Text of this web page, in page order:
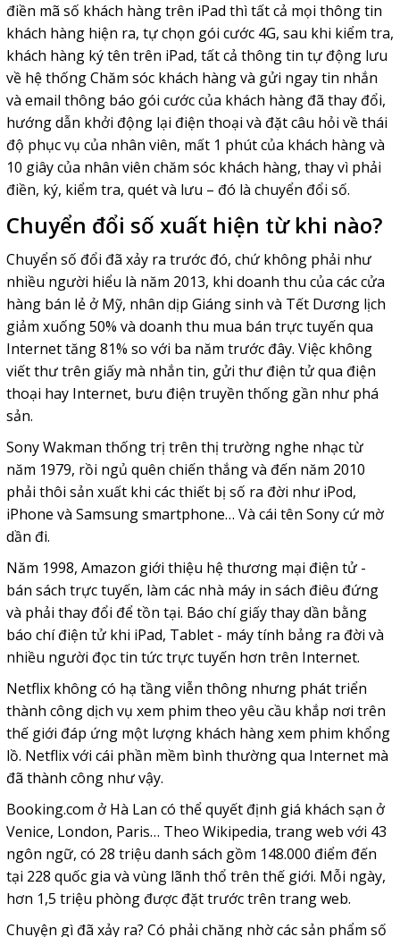
điền mã số khách hàng trên iPad thì tất cả mọi thông tin
khách hàng hiện ra, tự chọn gói cước 4G, sau khi kiểm tra,
khách hàng ký tên trên iPad, tất cả thông tin tự động lưu
về hệ thống Chăm sóc khách hàng và gửi ngay tin nhắn
và email thông báo gói cước của khách hàng đã thay đổi,
hướng dẫn khởi động lại điện thoại và đặt câu hỏi về thái
độ phục vụ của nhân viên, mất 1 phút của khách hàng và
10 giây của nhân viên chăm sóc khách hàng, thay vì phải
điền, ký, kiểm tra, quét và lưu – đó là chuyển đổi số.
Chuyển đổi số xuất hiện từ khi nào?
Chuyển số đổi đã xảy ra trước đó, chứ không phải như
nhiều người hiểu là năm 2013, khi doanh thu của các cửa
hàng bán lẻ ở Mỹ, nhân dịp Giáng sinh và Tết Dương lịch
giảm xuống 50% và doanh thu mua bán trực tuyến qua
Internet tăng 81% so với ba năm trước đây. Việc không
viết thư trên giấy mà nhắn tin, gửi thư điện tử qua điện
thoại hay Internet, bưu điện truyền thống gần như phá
sản.
Sony Wakman thống trị trên thị trường nghe nhạc từ
năm 1979, rồi ngủ quên chiến thắng và đến năm 2010
phải thôi sản xuất khi các thiết bị số ra đời như iPod,
iPhone và Samsung smartphone… Và cái tên Sony cứ mờ
dần đi.
Năm 1998, Amazon giới thiệu hệ thương mại điện tử -
bán sách trực tuyến, làm các nhà máy in sách điêu đứng
và phải thay đổi để tồn tại. Báo chí giấy thay dần bằng
báo chí điện tử khi iPad, Tablet - máy tính bảng ra đời và
nhiều người đọc tin tức trực tuyến hơn trên Internet.
Netflix không có hạ tầng viễn thông nhưng phát triển
thành công dịch vụ xem phim theo yêu cầu khắp nơi trên
thế giới đáp ứng một lượng khách hàng xem phim khổng
lồ. Netflix với cái phần mềm bình thường qua Internet mà
đã thành công như vậy.
Booking.com ở Hà Lan có thể quyết định giá khách sạn ở
Venice, London, Paris… Theo Wikipedia, trang web với 43
ngôn ngữ, có 28 triệu danh sách gồm 148.000 điểm đến
tại 228 quốc gia và vùng lãnh thổ trên thế giới. Mỗi ngày,
hơn 1,5 triệu phòng được đặt trước trên trang web.
Chuyện gì đã xảy ra? Có phải chăng nhờ các sản phẩm số